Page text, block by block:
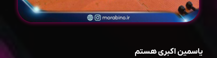
یاسمین اکبری هستم